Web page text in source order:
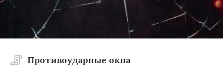
Противоударные окна